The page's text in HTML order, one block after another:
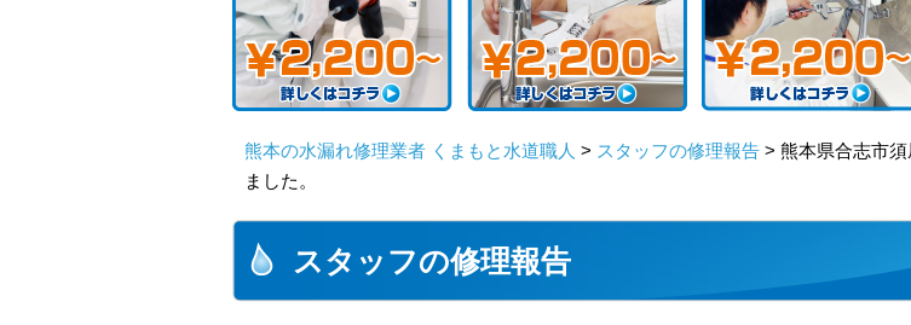
熊本の水漏れ修理業者 くまもと水道職人 > スタッフの修理報告 > 熊本県合志市
ました。
スタッフの修理報告